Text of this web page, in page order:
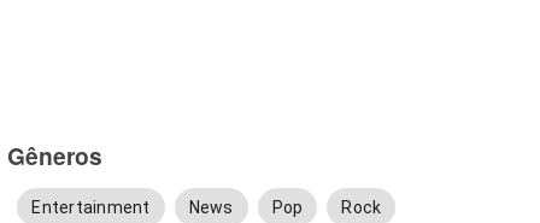
Gêneros
Entertainment News Pop Rock